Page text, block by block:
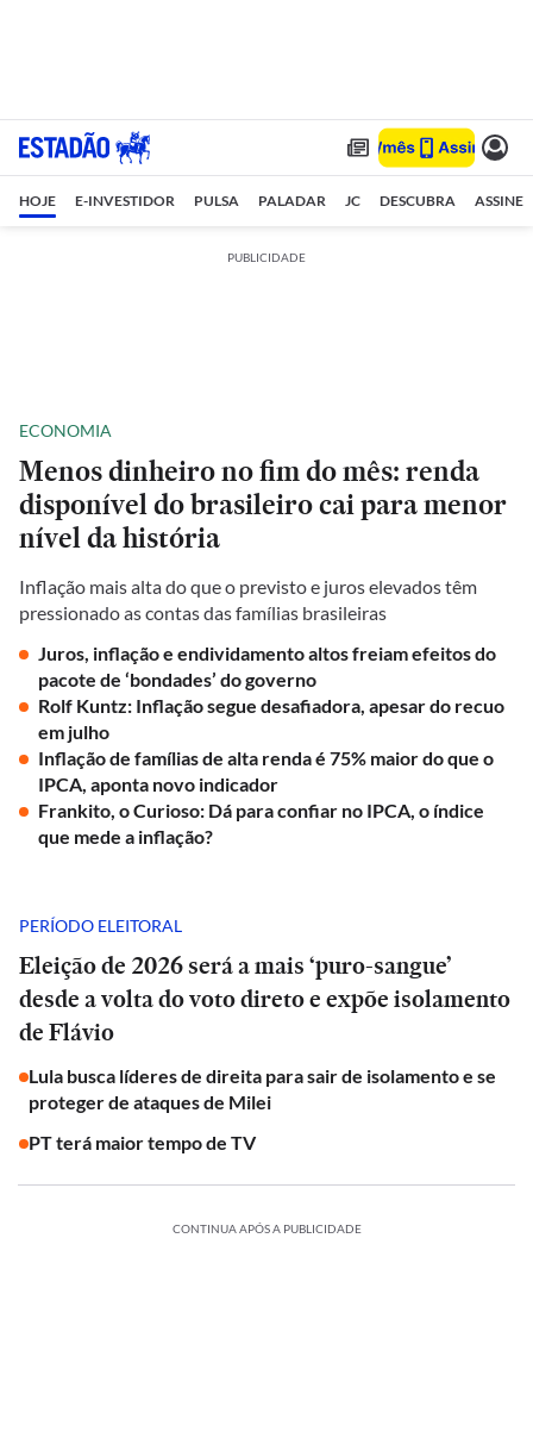
HOJE E-INVESTIDOR PULSA PALADAR JC DESCUBRA ASSINE
PUBLICIDADE
ECONOMIA
Menos dinheiro no fim do mês: renda
disponível do brasileiro cai para menor
nível da história
Inflação mais alta do que o previsto e juros elevados têm
pressionado as contas das famílias brasileiras
Juros, inflação e endividamento altos freiam efeitos do
pacote de ‘bondades’ do governo
Rolf Kuntz: Inflação segue desafiadora, apesar do recuo
em julho
Inflação de famílias de alta renda é 75% maior do que o
IPCA, aponta novo indicador
Frankito, o Curioso: Dá para confiar no IPCA, o índice
que mede a inflação?
PERÍODO ELEITORAL
Eleição de 2026 será a mais ‘puro-sangue’
desde a volta do voto direto e expõe isolamento
de Flávio
Lula busca líderes de direita para sair de isolamento e se
proteger de ataques de Milei
PT terá maior tempo de TV
CONTINUA APÓS A PUBLICIDADE